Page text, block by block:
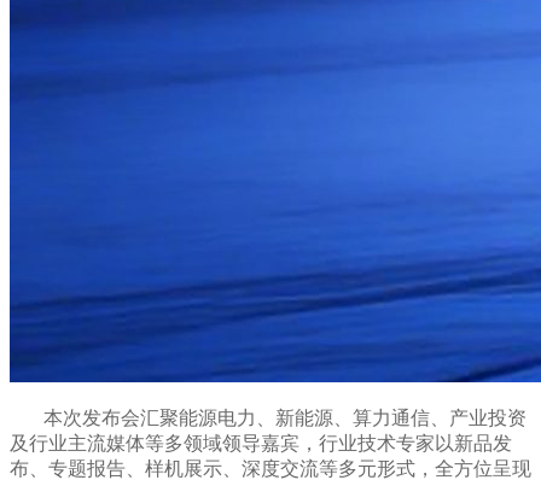
本次发布会汇聚能源电力、新能源、算力通信、产业投资
及行业主流媒体等多领域领导嘉宾，行业技术专家以新品发
布、专题报告、样机展示、深度交流等多元形式，全方位呈现